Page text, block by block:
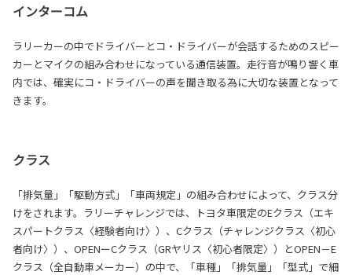
インターコム
ラリーカーの中でドライバーとコ・ドライバーが会話するためのスピー
カーとマイクの組み合わせになっている通信装置。走行音が鳴り響く車
内では、確実にコ・ドライバーの声を聞き取る為に大切な装置となって
きます。
クラス
「排気量」「駆動方式」「車両規定」の組み合わせによって、クラス分
けをされます。ラリーチャレンジでは、トヨタ車限定のEクラス（エキ
スパートクラス〈経験者向け〉）、Cクラス（チャレンジクラス〈初心
者向け〉）、OPENーCクラス（GRヤリス〈初心者限定〉）とOPEN－E
クラス（全自動車メーカー）の中で、「車種」「排気量」「型式」で細